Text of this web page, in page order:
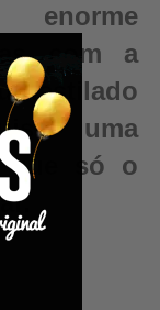
com a
destilado
uma
que só o